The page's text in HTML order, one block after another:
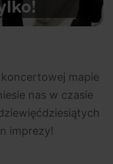
Festiwal 05.08.2026
mapie
nas w czasie
imprezy!